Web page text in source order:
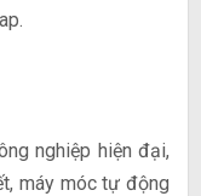
nghiệp hiện đại,
máy móc tự động